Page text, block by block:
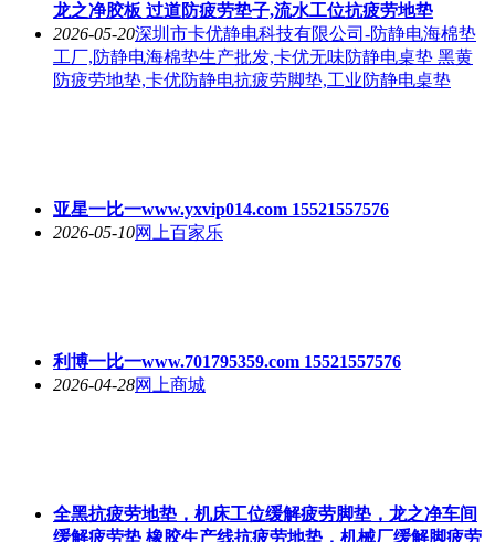
龙之净胶板 过道防疲劳垫子,流水工位抗疲劳地垫
2026-05-20深圳市卡优静电科技有限公司-防静电海棉垫
工厂,防静电海棉垫生产批发,卡优无味防静电桌垫 黑黄
防疲劳地垫,卡优防静电抗疲劳脚垫,工业防静电桌垫
亚星一比一www.yxvip014.com 15521557576
2026-05-10网上百家乐
利博一比一www.701795359.com 15521557576
2026-04-28网上商城
全黑抗疲劳地垫，机床工位缓解疲劳脚垫，龙之净车间
缓解疲劳垫 橡胶生产线抗疲劳地垫，机械厂缓解脚疲劳